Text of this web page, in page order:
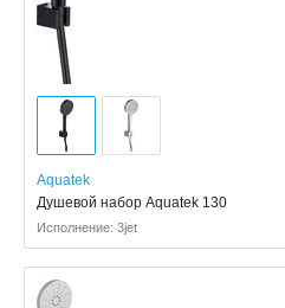
Aquatek
Душевой набор Aquatek 130
Исполнение: 3jet